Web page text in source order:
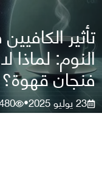
تأثير
النوم: لماذا
فنجان قهوة؟
23 يوليو 2025 •